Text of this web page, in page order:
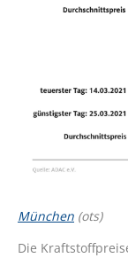
München (ots)
Die